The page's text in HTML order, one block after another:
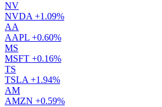
NV
NVDA +1.09%
AA
AAPL +0.60%
MS
MSFT +0.16%
TS
TSLA +1.94%
AM
AMZN +0.59%